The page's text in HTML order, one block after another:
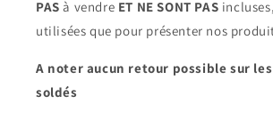
PAS à vendre ET NE SONT PAS
utilisées que pour présenter nos
A noter aucun retour possible sur
soldés